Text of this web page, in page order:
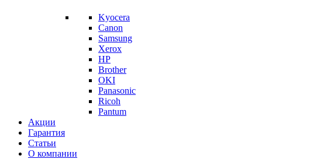
Kyocera
Canon
Samsung
Xerox
HP
Brother
OKI
Panasonic
Ricoh
Pantum
Акции
Гарантия
Статьи
О компании